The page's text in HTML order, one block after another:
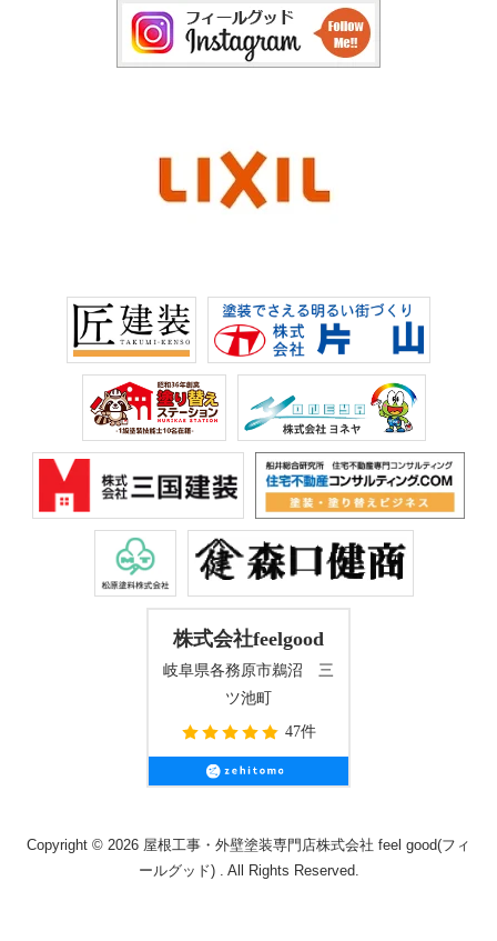
株式会社feelgood
岐阜県各務原市鵜沼 三
ツ池町
47件
Copyright © 2026 屋根工事・外壁塗装専門店株式会社 feel good(フィ
ールグッド) . All Rights Reserved.